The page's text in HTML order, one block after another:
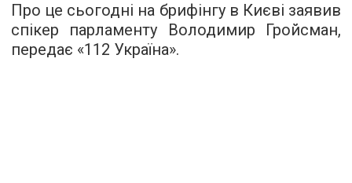
Про це сьогодні на брифінгу в Києві заявив
спікер парламенту Володимир Гройсман,
передає «112 Україна».